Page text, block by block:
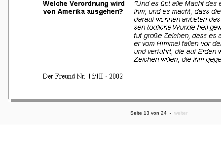
Seite 13 von 24 - weiter